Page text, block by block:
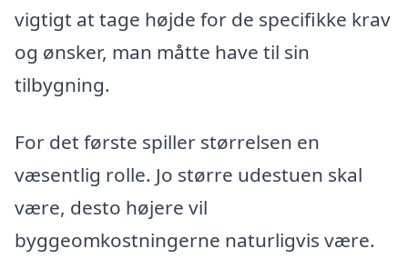
vigtigt at tage højde for de specifikke krav
og ønsker, man måtte have til sin
tilbygning.
For det første spiller størrelsen en
væsentlig rolle. Jo større udestuen skal
være, desto højere vil
byggeomkostningerne naturligvis være.